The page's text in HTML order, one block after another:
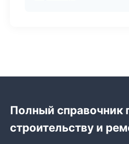
Полный справочник
строительству и